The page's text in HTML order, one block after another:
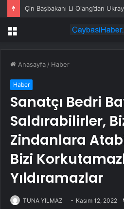
Menü
Anasayfa / Haber
Haber
Sanatçı Bedri
Saldırabilirler,
Zindanlara
Bizi
Yıldıramazlar
TUNA YILMAZ Kasım 12, 2022